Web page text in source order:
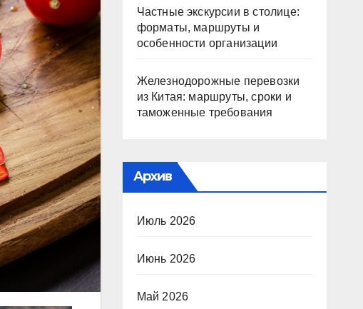
Частные экскурсии в столице:
форматы, маршруты и
особенности организации
Железнодорожные перевозки
из Китая: маршруты, сроки и
таможенные требования
Архив
Июль 2026
Июнь 2026
Май 2026